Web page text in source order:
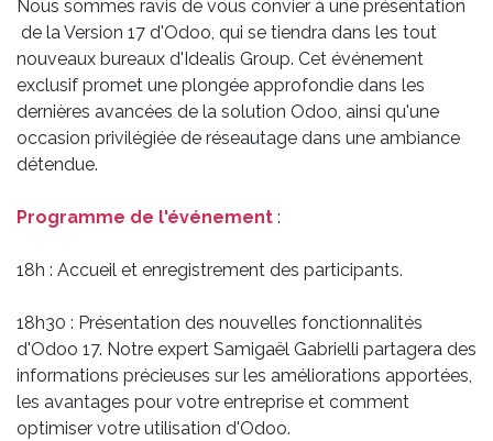
Nous sommes ravis de vous convier à une présentation
de la Version 17 d'Odoo, qui se tiendra dans les tout
nouveaux bureaux d'Idealis Group. Cet événement
exclusif promet une plongée approfondie dans les
dernières avancées de la solution Odoo, ainsi qu'une
occasion privilégiée de réseautage dans une ambiance
détendue.
Programme de l'événement :
18h : Accueil et enregistrement des participants.
18h30 : Présentation des nouvelles fonctionnalités
d'Odoo 17. Notre expert Samigaël Gabrielli partagera des
informations précieuses sur les améliorations apportées,
les avantages pour votre entreprise et comment
optimiser votre utilisation d'Odoo.